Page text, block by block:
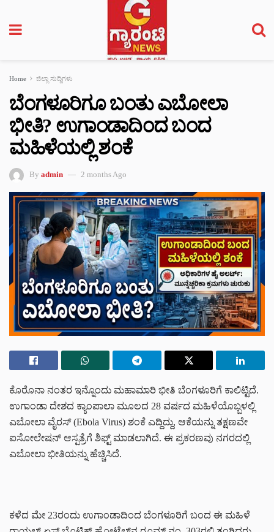
Home ಜಿಲ್ಲಾ ಸುದ್ದಿಗಳು
ಬೆಂಗಳೂರಿಗೂ ಬಂತು ಎಬೋಲಾ
ಭೀತಿ? ಉಗಾಂಡಾದಿಂದ ಬಂದ
ಮಹಿಳೆಯಲ್ಲಿ ಶಂಕೆ
By admin 2 months Ago
ಕೊರೊನಾ ನಂತರ ಇನ್ನೊಂದು ಮಹಾಮಾರಿ ಭೀತಿ ಬೆಂಗಳೂರಿಗೆ ಕಾಲಿಟ್ಟಿದೆ.
ಉಗಾಂಡಾ ದೇಶದ ಕ್ಯಾಂಪಾಲಾ ಮೂಲದ 28 ವರ್ಷದ ಮಹಿಳೆಯೊಬ್ಬಳಲ್ಲಿ
ಎಬೋಲಾ ವೈರಸ್ (Ebola Virus) ಶಂಕೆ ಎದ್ದಿದ್ದು, ಆಕೆಯನ್ನು ತಕ್ಷಣವೇ
ಐಸೋಲೇಷನ್ ಆಸ್ಪತ್ರೆಗೆ ಶಿಫ್ಟ್ ಮಾಡಲಾಗಿದೆ. ಈ ಪ್ರಕರಣವು ನಗರದಲ್ಲಿ
ಎಬೋಲಾ ಭೀತಿಯನ್ನು ಹೆಚ್ಚಿಸಿದೆ.
ಕಳೆದ ಮೇ 23ರಂದು ಉಗಾಂಡಾದಿಂದ ಬೆಂಗಳೂರಿಗೆ ಬಂದ ಈ ಮಹಿಳೆ